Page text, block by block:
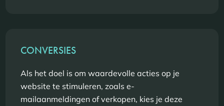
CONVERSIES
Als het doel is om waardevolle acties op je
website te stimuleren, zoals e-
mailaanmeldingen of verkopen, kies je deze